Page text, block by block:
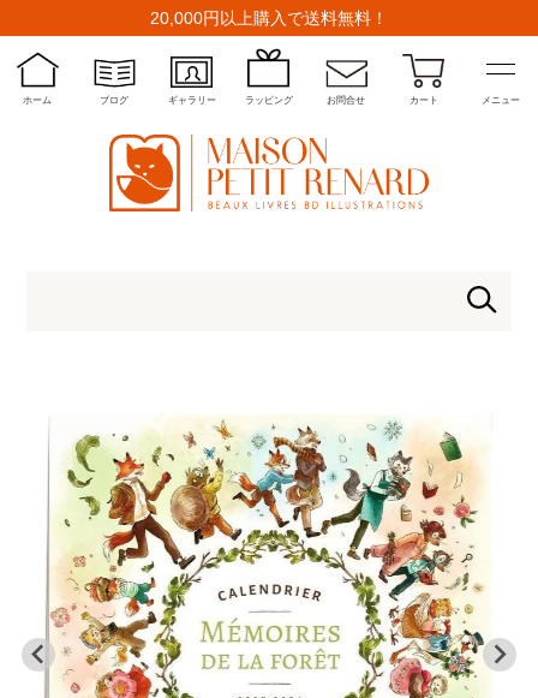
20,000円以上購入で送料無料！
ホーム ブログ ギャラリー ラッピング お問合せ カート メニュー